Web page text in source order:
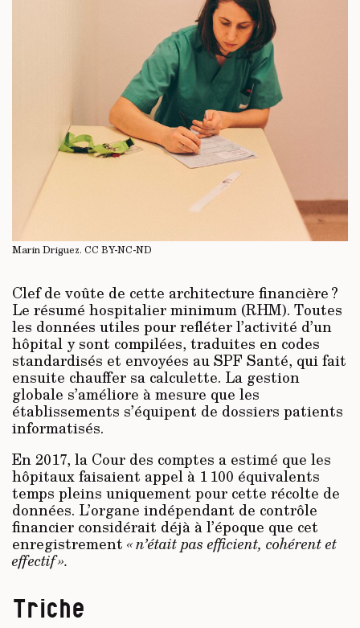
Marin Driguez. CC BY-NC-ND
Clef de voûte de cette architecture financière ?
Le résumé hospitalier minimum (RHM). Toutes
les données utiles pour refléter l’activité d’un
hôpital y sont compilées, traduites en codes
standardisés et envoyées au SPF Santé, qui fait
ensuite chauffer sa calculette. La gestion
globale s’améliore à mesure que les
établissements s’équipent de dossiers patients
informatisés.
En 2017, la Cour des comptes a estimé que les
hôpitaux faisaient appel à 1 100 équivalents
temps pleins uniquement pour cette récolte de
données. L’organe indépendant de contrôle
financier considérait déjà à l’époque que cet
enregistrement « n’était pas efficient, cohérent et
effectif ».
Triche